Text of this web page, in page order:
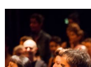
Les spectacles
Week-ends chantants